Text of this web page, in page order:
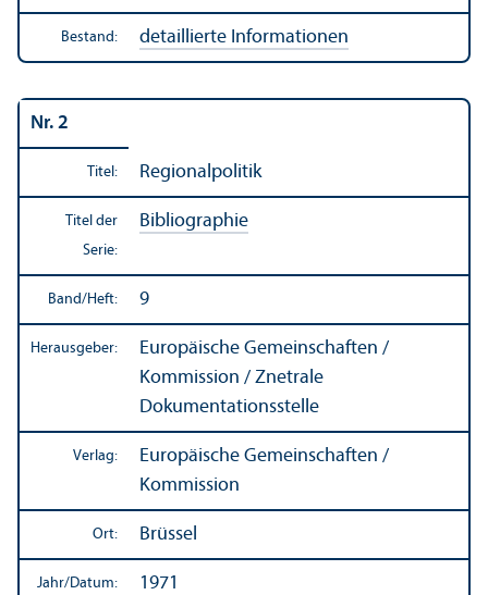
Bestand: detaillierte Informationen
Nr. 2
Titel: Regionalpolitik
Titel der
Serie:
Bibliographie
Band/Heft: 9
Herausgeber:
Europäische Gemeinschaften /
Kommission / Znetrale
Dokumentations­stelle
Verlag:
Europäische Gemeinschaften /
Kommission
Ort: Brüssel
Jahr/Datum: 1971